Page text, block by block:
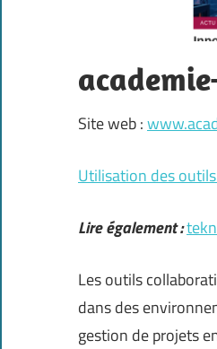
Site web :
Utilisation des
Lire également :
Les outils
dans des
gestion de projets